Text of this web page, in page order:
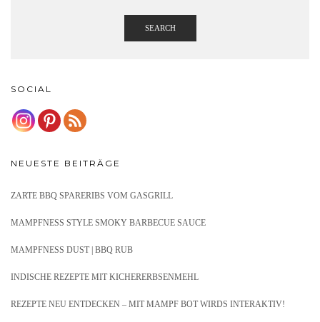
SEARCH
SOCIAL
NEUESTE BEITRÄGE
ZARTE BBQ SPARERIBS VOM GASGRILL
MAMPFNESS STYLE SMOKY BARBECUE SAUCE
MAMPFNESS DUST | BBQ RUB
INDISCHE REZEPTE MIT KICHERERBSENMEHL
REZEPTE NEU ENTDECKEN – MIT MAMPF BOT WIRDS INTERAKTIV!